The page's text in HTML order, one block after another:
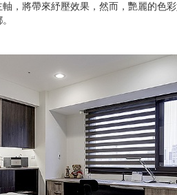
，將帶來紓壓效果，然而，艷麗的色